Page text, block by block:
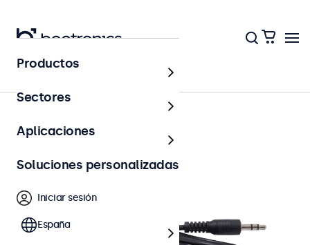
Productos
Sectores
Aplicaciones
Soluciones personalizadas
Iniciar sesión
España